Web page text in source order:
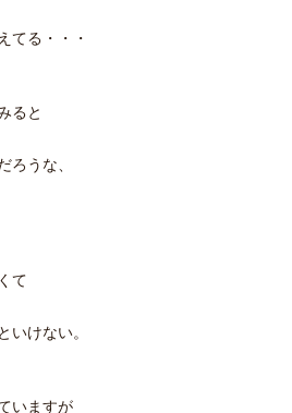
てる・・・
ると
うな、
て
いけない。
いますが